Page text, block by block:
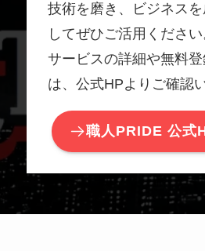
技術を磨き、ビジネス
してぜひご活用ください
サービスの詳細や無料
は、公式HPよりご確認
職人PRIDE 公式